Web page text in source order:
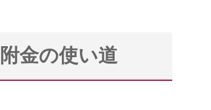
金の使い道